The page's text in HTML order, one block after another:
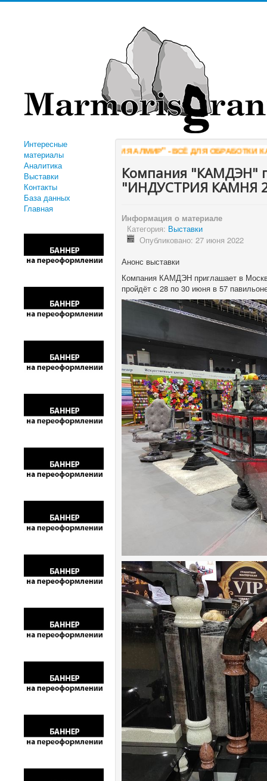
Интересные
материалы
Аналитика
Выставки
Контакты
База данных
Главная
"КОМПАНИЯ АЛМИР" - ВСЁ ДЛЯ ОБРАБОТКИ КАМНЯ
Компания "КАМДЭН"
"ИНДУСТРИЯ КАМНЯ
Информация о материале
Категория: Выставки
Опубликовано: 27 июня 2022
Анонс выставки
Компания КАМДЭН приглашает в
пройдёт с 28 по 30 июня в 57